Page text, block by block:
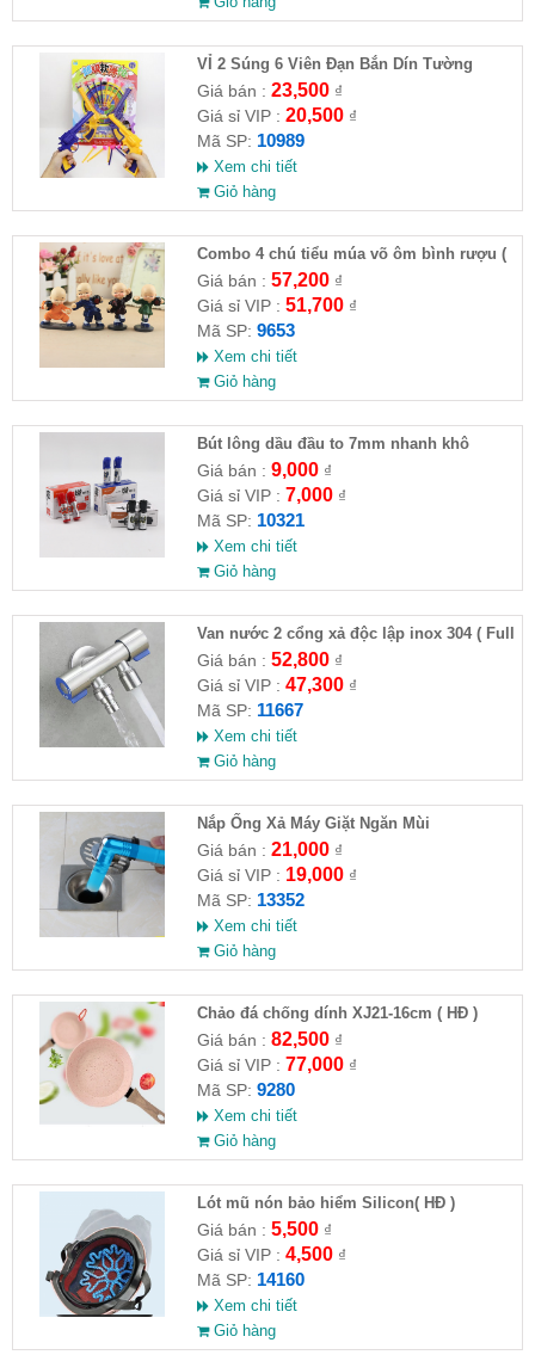
VỈ 2 Súng 6 Viên Đạn Bắn Dín Tường
Giá bán : 23,500₫
Giá sỉ VIP : 20,500₫
Mã SP: 10989
Xem chi tiết
Giỏ hàng
Combo 4 chú tiểu múa võ ôm bình rượu (
HĐ )
Giá bán : 57,200₫
Giá sỉ VIP : 51,700₫
Mã SP: 9653
Xem chi tiết
Giỏ hàng
Bút lông dầu đầu to 7mm nhanh khô
Giá bán : 9,000₫
Giá sỉ VIP : 7,000₫
Mã SP: 10321
Xem chi tiết
Giỏ hàng
Van nước 2 cổng xả độc lập inox 304 ( Full
VAT )
Giá bán : 52,800₫
Giá sỉ VIP : 47,300₫
Mã SP: 11667
Xem chi tiết
Giỏ hàng
Nắp Ống Xả Máy Giặt Ngăn Mùi
Giá bán : 21,000₫
Giá sỉ VIP : 19,000₫
Mã SP: 13352
Xem chi tiết
Giỏ hàng
Chảo đá chống dính XJ21-16cm ( HĐ )
Giá bán : 82,500₫
Giá sỉ VIP : 77,000₫
Mã SP: 9280
Xem chi tiết
Giỏ hàng
Lót mũ nón bảo hiểm Silicon( HĐ )
Giá bán : 5,500₫
Giá sỉ VIP : 4,500₫
Mã SP: 14160
Xem chi tiết
Giỏ hàng